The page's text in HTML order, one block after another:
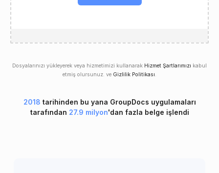
Dosyalarınızı yükleyerek veya hizmetimizi kullanarak Hizmet Şartlarımızı kabul
etmiş olursunuz. ve Gizlilik Politikası.
2018 tarihinden bu yana GroupDocs uygulamaları
tarafından 27.9 milyon'dan fazla belge işlendi